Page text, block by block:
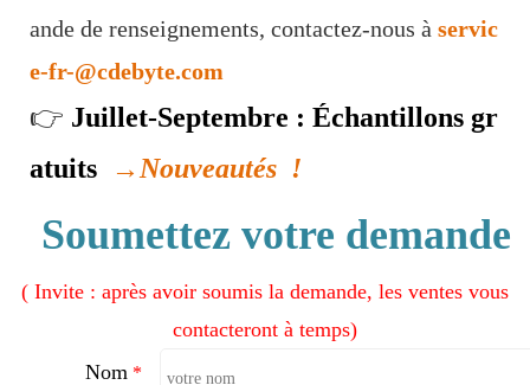
ande de renseignements, contactez-nous à servic
e-fr-@cdebyte.com
👉 Juillet-Septembre : Échantillons gr
atuits
→ Nouveautés !
Soumettez votre demande
( Invite : après avoir soumis la demande, les ventes vous
contacteront à temps)
Nom *